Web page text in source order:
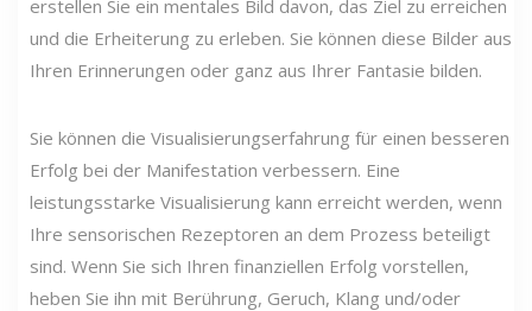
erstellen Sie ein mentales Bild davon, das Ziel zu erreichen
und die Erheiterung zu erleben. Sie können diese Bilder aus
Ihren Erinnerungen oder ganz aus Ihrer Fantasie bilden.
Sie können die Visualisierungserfahrung für einen besseren
Erfolg bei der Manifestation verbessern. Eine
leistungsstarke Visualisierung kann erreicht werden, wenn
Ihre sensorischen Rezeptoren an dem Prozess beteiligt
sind. Wenn Sie sich Ihren finanziellen Erfolg vorstellen,
heben Sie ihn mit Berührung, Geruch, Klang und/oder